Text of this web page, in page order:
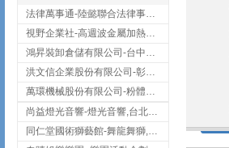
法律萬事通-陸懿聯合法律事務所
視野企業社-高週波金屬加熱設備,彰化高週波金屬加熱設備
鴻昇裝卸倉儲有限公司-台中貨櫃裝卸
洪文信企業股份有限公司-彰化鋅合金鑄造,彰化五金加工,彰化五金配件
萬環機械股份有限公司-粉體塗裝設備,輸送機,輸送機設備,台南輸送機
尚益燈光音響-燈光音響,台北燈光音響,台北燈光音響出租
同仁堂國術獅藝館-舞龍舞獅,台中舞龍舞獅